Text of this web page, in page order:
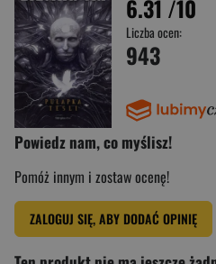
6.31 /10
Liczba ocen:
943
Powiedz nam, co myślisz!
Pomóż innym i zostaw ocenę!
ZALOGUJ SIĘ, ABY DODAĆ OPINIĘ